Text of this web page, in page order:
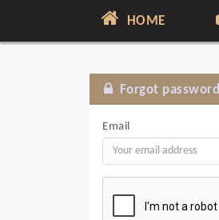
HOME
Forgot password
Email